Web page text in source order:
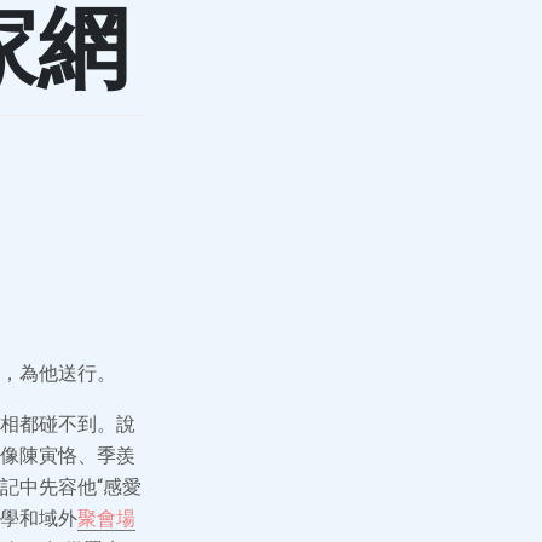
網
為他送行。
都碰不到。說
陳寅恪、季羨
中先容他“感愛
和域外聚會場